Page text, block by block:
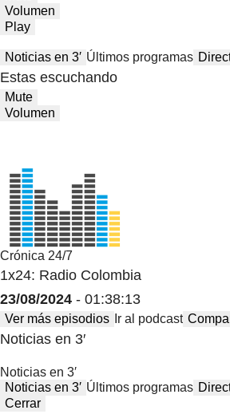
Volumen
Play
Noticias en 3′ Últimos programas
Estas escuchando
Mute
Volumen
Crónica 24/7
1x24: Radio Colombia
23/08/2024 - 01:38:13
Ver más episodios Ir al podcast
Noticias en 3′
Noticias en 3′
Noticias en 3′ Últimos programas
Cerrar